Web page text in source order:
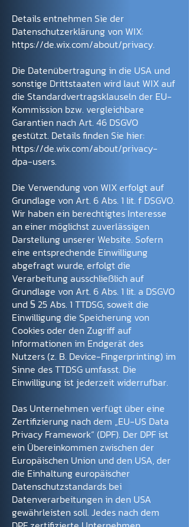
Details entnehmen Sie der
Datenschutzerklärung von WIX:
https://de.wix.com/about/privacy.
Die Datenübertragung in die USA und
sonstige Drittstaaten wird laut WIX auf
die Standardvertragsklauseln der EU-
Kommission bzw. vergleichbare
Garantien nach Art. 46 DSGVO
gestützt. Details finden Sie hier:
https://de.wix.com/about/privacy-
dpa-users.
Die Verwendung von WIX erfolgt auf
Grundlage von Art. 6 Abs. 1 lit. f DSGVO.
Wir haben ein berechtigtes Interesse
an einer möglichst zuverlässigen
Darstellung unserer Website. Sofern
eine entsprechende Einwilligung
abgefragt wurde, erfolgt die
Verarbeitung ausschließlich auf
Grundlage von Art. 6 Abs. 1 lit. a DSGVO
und § 25 Abs. 1 TTDSG, soweit die
Einwilligung die Speicherung von
Cookies oder den Zugriff auf
Informationen im Endgerät des
Nutzers (z. B. Device-Fingerprinting) im
Sinne des TTDSG umfasst. Die
Einwilligung ist jederzeit widerrufbar.
Das Unternehmen verfügt über eine
Zertifizierung nach dem „EU-US Data
Privacy Framework“ (DPF). Der DPF ist
ein Übereinkommen zwischen der
Europäischen Union und den USA, der
die Einhaltung europäischer
Datenschutzstandards bei
Datenverarbeitungen in den USA
gewährleisten soll. Jedes nach dem